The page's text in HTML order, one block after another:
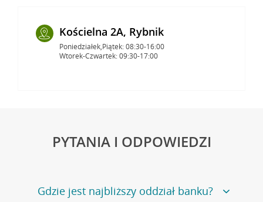
Kościelna 2A, Rybnik
Poniedziałek,Piątek: 08:30-16:00
Wtorek-Czwartek: 09:30-17:00
PYTANIA I ODPOWIEDZI
Gdzie jest najbliższy oddział banku?